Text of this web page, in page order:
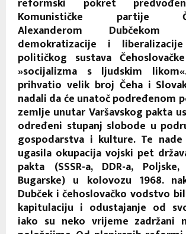
Komunističke partije
Alexanderom
demokratizacije i
političkog sustava
»socijalizma s ljudskim
prihvatio velik broj Čeha i
nadali da će unatoč podređenom
zemlje unutar Varšavskog pakta
određeni stupanj slobode u
gospodarstva i kulture. Te
ugasila okupacija vojski pet
pakta (SSSR-a, DDR-a,
Bugarske) u kolovozu 1968.
Dubček i čehoslovačko vodstvo
kapitulaciju i odustajanje od
iako su neko vrijeme zadržani